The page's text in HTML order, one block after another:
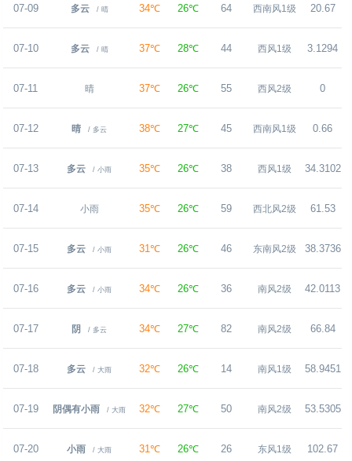
07-09 多云 / 晴 34℃ 26℃ 64 西南风1级 20.67
07-10 多云 / 晴 37℃ 28℃ 44 西风1级 3.1294
07-11 晴 37℃ 26℃ 55 西风2级 0
07-12 晴 / 多云 38℃ 27℃ 45 西南风1级 0.66
07-13 多云 / 小雨 35℃ 26℃ 38 西风1级 34.3102
07-14 小雨 35℃ 26℃ 59 西北风2级 61.53
07-15 多云 / 小雨 31℃ 26℃ 46 东南风2级 38.3736
07-16 多云 / 小雨 34℃ 26℃ 36 南风2级 42.0113
07-17 阴 / 多云 34℃ 27℃ 82 南风2级 66.84
07-18 多云 / 大雨 32℃ 26℃ 14 南风1级 58.9451
07-19 阴偶有小雨 / 大雨 32℃ 27℃ 50 南风2级 53.5305
07-20 小雨 / 大雨 31℃ 26℃ 26 东风1级 102.67